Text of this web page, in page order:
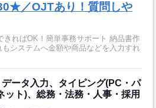
／OJTあり！質問しや
きればOK！簡単事務サポート 納品書作
システムへ金額や商品などを入力すれ
ータ入力、タイピング(PC・パ
ット)、総務・法務・人事・採用